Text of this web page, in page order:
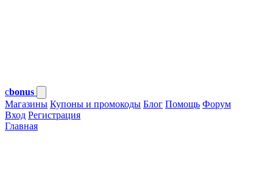
cbonus
Магазины Купоны и промокоды Блог Помощь Форум
Вход Регистрация
Главная